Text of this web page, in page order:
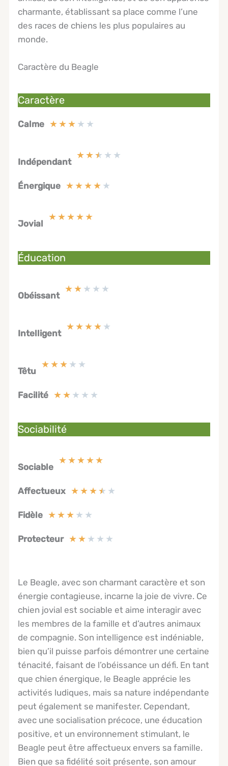
charmante, établissant sa place comme l’une
des races de chiens les plus populaires au
monde.
Caractère du Beagle
Caractère
Calme ★★★ ★ ★
Indépendant
★★★ ★ ★
Énergique ★★★★ ★
Jovial
★★★★★
Éducation
Obéissant
★★ ★ ★ ★
Intelligent
★★★★ ★
Têtu
★★★ ★ ★
Facilité ★★ ★ ★ ★
Sociabilité
Sociable
★★★★★
Affectueux ★★★★ ★
Fidèle ★★★ ★ ★
Protecteur ★★ ★ ★ ★
Le Beagle, avec son charmant caractère et son
énergie contagieuse, incarne la joie de vivre. Ce
chien jovial est sociable et aime interagir avec
les membres de la famille et d’autres animaux
de compagnie. Son intelligence est indéniable,
bien qu’il puisse parfois démontrer une certaine
ténacité, faisant de l’obéissance un défi. En tant
que chien énergique, le Beagle apprécie les
activités ludiques, mais sa nature indépendante
peut également se manifester. Cependant,
avec une socialisation précoce, une éducation
positive, et un environnement stimulant, le
Beagle peut être affectueux envers sa famille.
Bien que sa fidélité soit présente, son amour